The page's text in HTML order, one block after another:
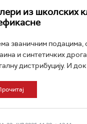
из школских
званичним подацима,
и синтетичких
дистрибуцију. И док